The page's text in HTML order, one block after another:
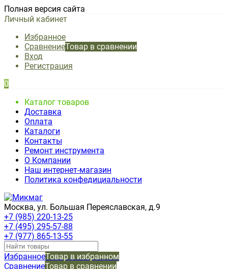
Полная версия сайта
Личный кабинет
Избранное
СравнениеТовар в сравнении
Вход
Регистрация
0
Каталог товаров
Доставка
Оплата
Каталоги
Контакты
Ремонт инструмента
О Компании
Наш интернет-магазин
Политика конфедициальности
Москва, ул. Большая Переяславская, д.9
+7 (985) 220-13-25
+7 (495) 295-57-88
+7 (977) 865-13-55
ИзбранноеТовар в избранном
СравнениеТовар в сравнении